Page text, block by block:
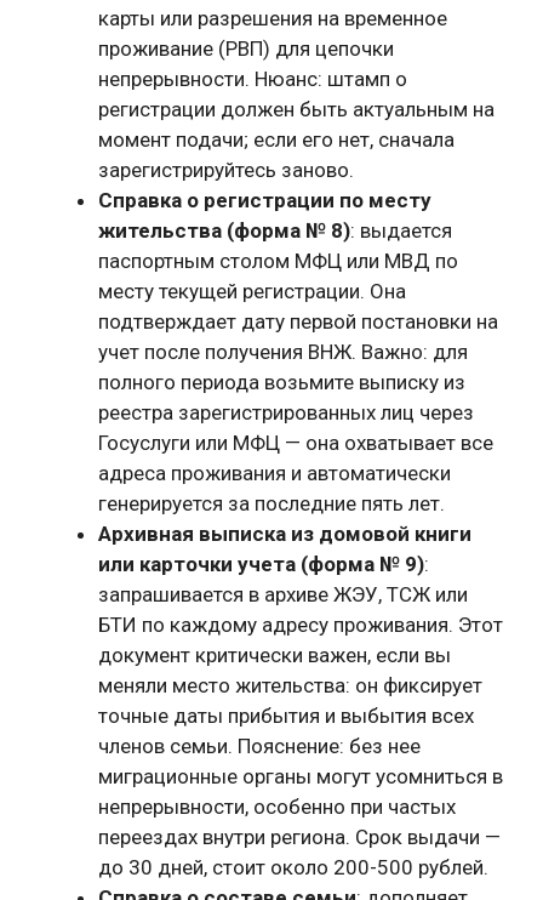
карты или разрешения на временное
проживание (РВП) для цепочки
непрерывности. Нюанс: штамп о
регистрации должен быть актуальным на
момент подачи; если его нет, сначала
зарегистрируйтесь заново.
Справка о регистрации по месту
жительства (форма № 8): выдается
паспортным столом МФЦ или МВД по
месту текущей регистрации. Она
подтверждает дату первой постановки на
учет после получения ВНЖ. Важно: для
полного периода возьмите выписку из
реестра зарегистрированных лиц через
Госуслуги или МФЦ — она охватывает все
адреса проживания и автоматически
генерируется за последние пять лет.
Архивная выписка из домовой книги
или карточки учета (форма № 9):
запрашивается в архиве ЖЭУ, ТСЖ или
БТИ по каждому адресу проживания. Этот
документ критически важен, если вы
меняли место жительства: он фиксирует
точные даты прибытия и выбытия всех
членов семьи. Пояснение: без нее
миграционные органы могут усомниться в
непрерывности, особенно при частых
переездах внутри региона. Срок выдачи —
до 30 дней, стоит около 200-500 рублей.